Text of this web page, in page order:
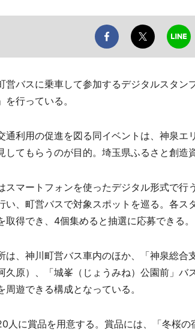
バスに乗車して参加するデジタルスタン
行っている。
利用の促進を図る同イベントは、神泉エ
してもらうのが目的。埼玉県ふるさと創造
マートフォンを使ったデジタル形式で行
い、町営バスで対象スポットを巡る。各ス
取得でき、4個集めると抽選に応募できる。
、神川町営バス車内のほか、「神泉総合
久原）、「城峯（じょうみね）公園前」バ
周遊できる構成となっている。
人に賞品を用意する。賞品には、「冬桜の